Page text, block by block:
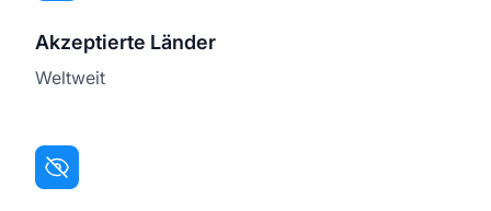
Akzeptierte Länder
Weltweit